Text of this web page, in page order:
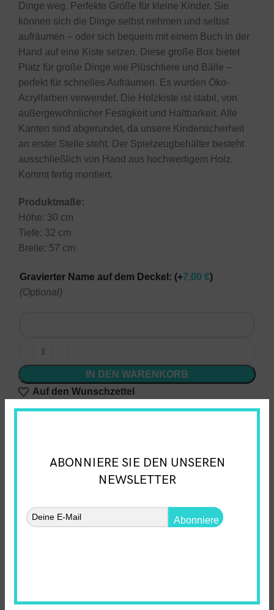
ABONNIERE SIE DEN UNSEREN
NEWSLETTER
Abonniere
Dinge weg. Perfekte Größe für kleine Kinder. Sie
können sich die Dinge selbst nehmen und selbst
aufräumen – oder sich bequem mit einem Buch in der
Hand auf eine Kiste setzen. Diese große Box bietet
Platz für große Dinge wie Plüschtiere und Bälle –
perfekt für schnelles Aufräumen. Es wurden Öko-
Acrylfarben verwendet. Die Holzkiste ist stabil, von
außergewöhnlicher Festigkeit und Haltbarkeit. Alle
Kanten sind abgerundet, da unsere Kindersicherheit
an erster Stelle steht. Der Spielzeugbehälter besteht
ausschließlich von Hand aus hochwertigem Holz.
Kommt fertig montiert.
Produktmaße:
Höhe: 30 cm
Tiefe: 32 cm
Breite: 57 cm
Gravierter Name auf dem Deckel: (+7,00 €)
(Optional)
IN DEN WARENKORB
Auf den Wunschzettel
Artikelnummer:3257002002
Linde.
Bodenbelag – Hartfaserplatte.